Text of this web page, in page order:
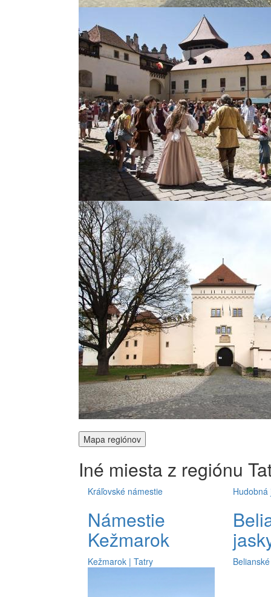
Mapa regiónov
Iné miesta z regiónu
Kráľovské námestie
Námestie
Kežmarok
Kežmarok | Tatry
Hudobná